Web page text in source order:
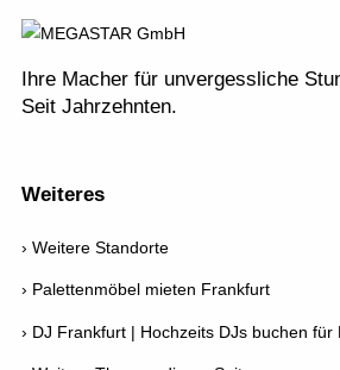
Ihre Macher für unvergessliche
Seit Jahrzehnten.
Weiteres
Weitere Standorte
Palettenmöbel mieten Frankfurt
DJ Frankfurt | Hochzeits DJs buchen für